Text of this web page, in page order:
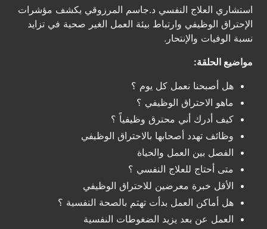
استشاري العلاج النفسي د.جاسم المرزوقي يكشف مؤشرات
الإحتراق الوظيفي وارتباط بيئة العمل الغير صحية في تزايد
نسبة الوفيات والإنتحار.
مواضيع الحلقة:
هل أصبحنا نعمل كل يوم ؟
ماهو الاحتراق الوظيفي ؟
كيف أدرك أني محترق وظيفياً ؟
وظائف تهدد أصحابها بالاحتراق الوظيفي
الفصل بين العمل والحياة
متى أحتاج للعلاج النفسي ؟
الأقل خبرة معرضين للاحتراق الوظيفي
هل أماكن العمل بدأت تهتم بالصحة النفسية ؟
العمل عن بعد يزيد الضغوطات النفسية